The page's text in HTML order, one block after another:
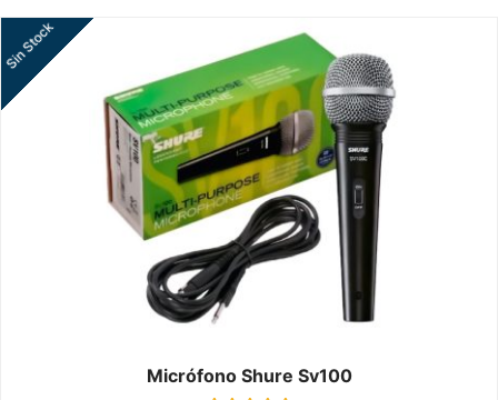
Micrófono Shure Sv100
Sin Stock